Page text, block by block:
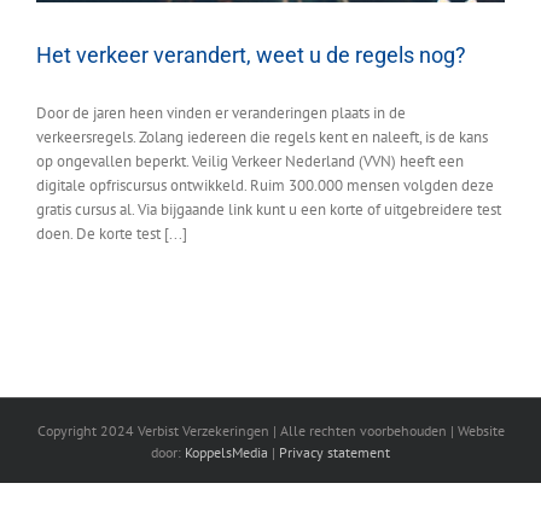
Het verkeer verandert, weet u de regels nog?
Door de jaren heen vinden er veranderingen plaats in de
verkeersregels. Zolang iedereen die regels kent en naleeft, is de kans
op ongevallen beperkt. Veilig Verkeer Nederland (VVN) heeft een
digitale opfriscursus ontwikkeld. Ruim 300.000 mensen volgden deze
gratis cursus al. Via bijgaande link kunt u een korte of uitgebreidere test
doen. De korte test [...]
Copyright 2024 Verbist Verzekeringen | Alle rechten voorbehouden | Website
door: KoppelsMedia | Privacy statement